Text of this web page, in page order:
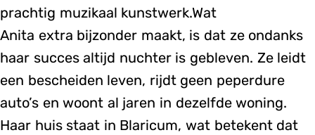
prachtig muzikaal kunstwerk.Wat
Anita extra bijzonder maakt, is dat ze ondanks
haar succes altijd nuchter is gebleven. Ze leidt
een bescheiden leven, rijdt geen peperdure
auto’s en woont al jaren in dezelfde woning.
Haar huis staat in Blaricum, wat betekent dat